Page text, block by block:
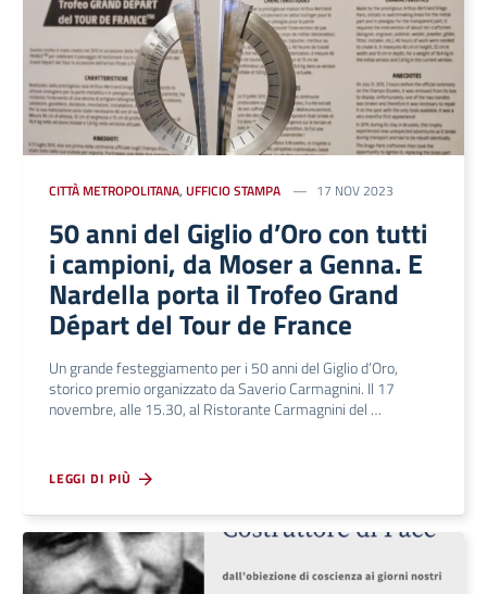
CITTÀ METROPOLITANA, UFFICIO STAMPA 17 NOV 2023
50 anni del Giglio d’Oro con tutti
i campioni, da Moser a Genna. E
Nardella porta il Trofeo Grand
Départ del Tour de France
Un grande festeggiamento per i 50 anni del Giglio d’Oro,
storico premio organizzato da Saverio Carmagnini. Il 17
novembre, alle 15.30, al Ristorante Carmagnini del …
LEGGI DI PIÙ